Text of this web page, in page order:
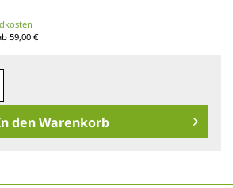
59,00 €
den Warenkorb